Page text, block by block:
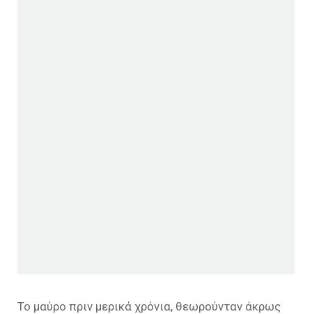
Το μαύρο πριν μερικά χρόνια, θεωρούνταν άκρως